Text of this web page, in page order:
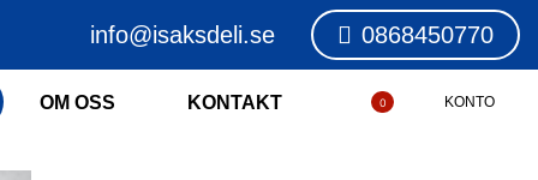
info@isaksdeli.se 0868450770
OM OSS KONTAKT 0 KONTO